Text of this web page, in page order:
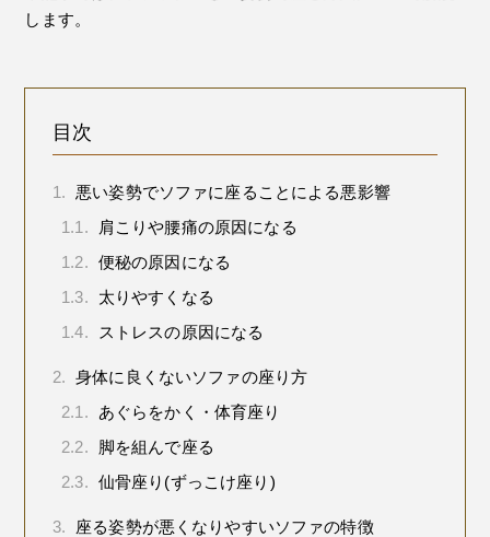
します。
目次
1.
悪い姿勢でソファに座ることによる悪影響
1.1.
肩こりや腰痛の原因になる
1.2. 便秘の原因になる
1.3.
太りやすくなる
1.4.
ストレスの原因になる
2. 身体に良くないソファの座り方
2.1.
あぐらをかく・体育座り
2.2.
脚を組んで座る
2.3. 仙骨座り(ずっこけ座り)
3.
座る姿勢が悪くなりやすいソファの特徴